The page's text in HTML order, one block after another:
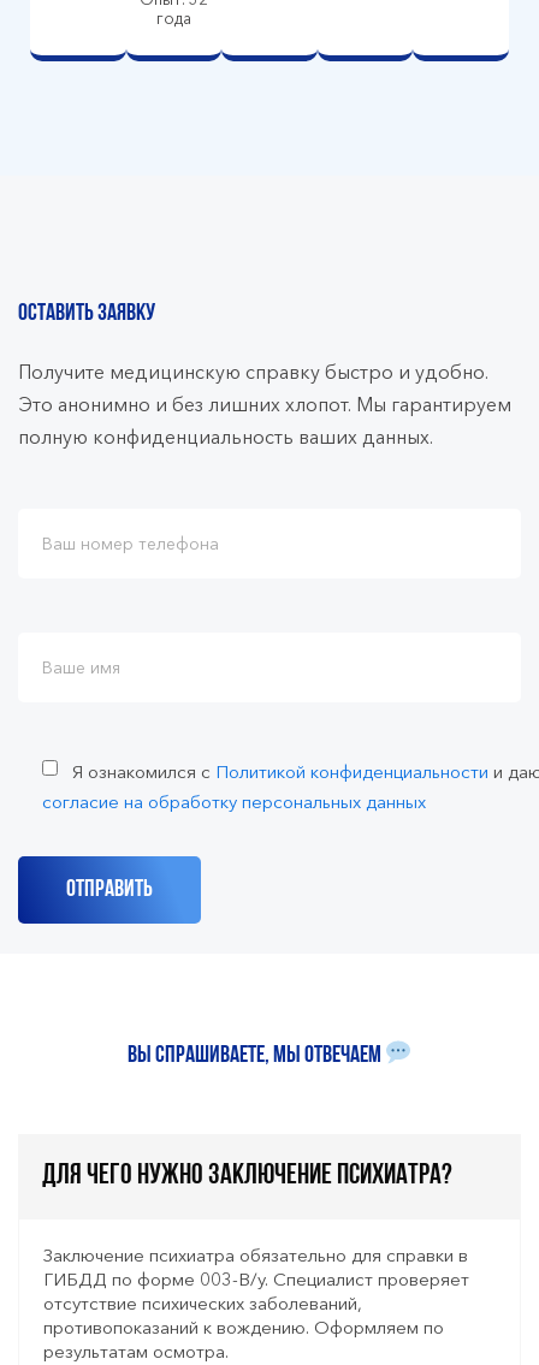
года
ОСТАВИТЬ ЗАЯВКУ
Получите медицинскую справку быстро и удобно.
Это анонимно и без лишних хлопот. Мы гарантируем
полную конфиденциальность ваших данных.
Я ознакомился с Политикой конфиденциальности и
согласие на обработку персональных данных
Вы спрашиваете, мы отвечаем
Для чего нужно заключение психиатра?
Заключение психиатра обязательно для справки в
ГИБДД по форме 003-В/у. Специалист проверяет
отсутствие психических заболеваний,
противопоказаний к вождению. Оформляем по
результатам осмотра.